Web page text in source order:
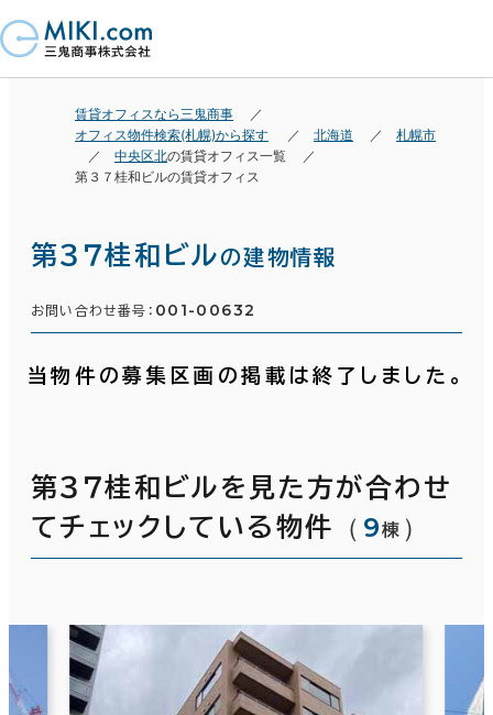
賃貸オフィスなら三鬼商事
オフィス物件検索(札幌)から探す
北海道
札幌市
中央区北の賃貸オフィス一覧
第３７桂和ビルの賃貸オフィス
第３７桂和ビルの建物情報
お問い合わせ番号： 001-00632
当物件の募集区画の掲載は終了しました。
第３７桂和ビルを見た方が合わせ
てチェックしている物件
（ 9棟 ）